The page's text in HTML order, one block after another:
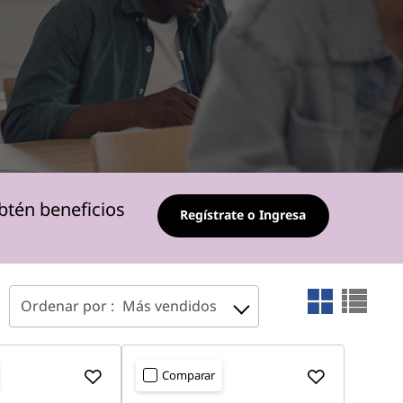
beneficios
Regístrate o Ingresa
Ordenar por : Más vendidos
Comparar